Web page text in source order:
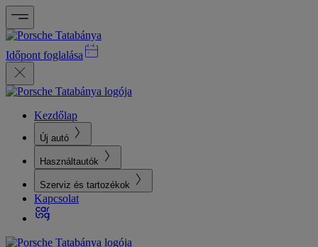
Időpont foglalása
Kezdőlap
Új autó
Használtautók
Szerviz és tartozékok
Kapcsolat